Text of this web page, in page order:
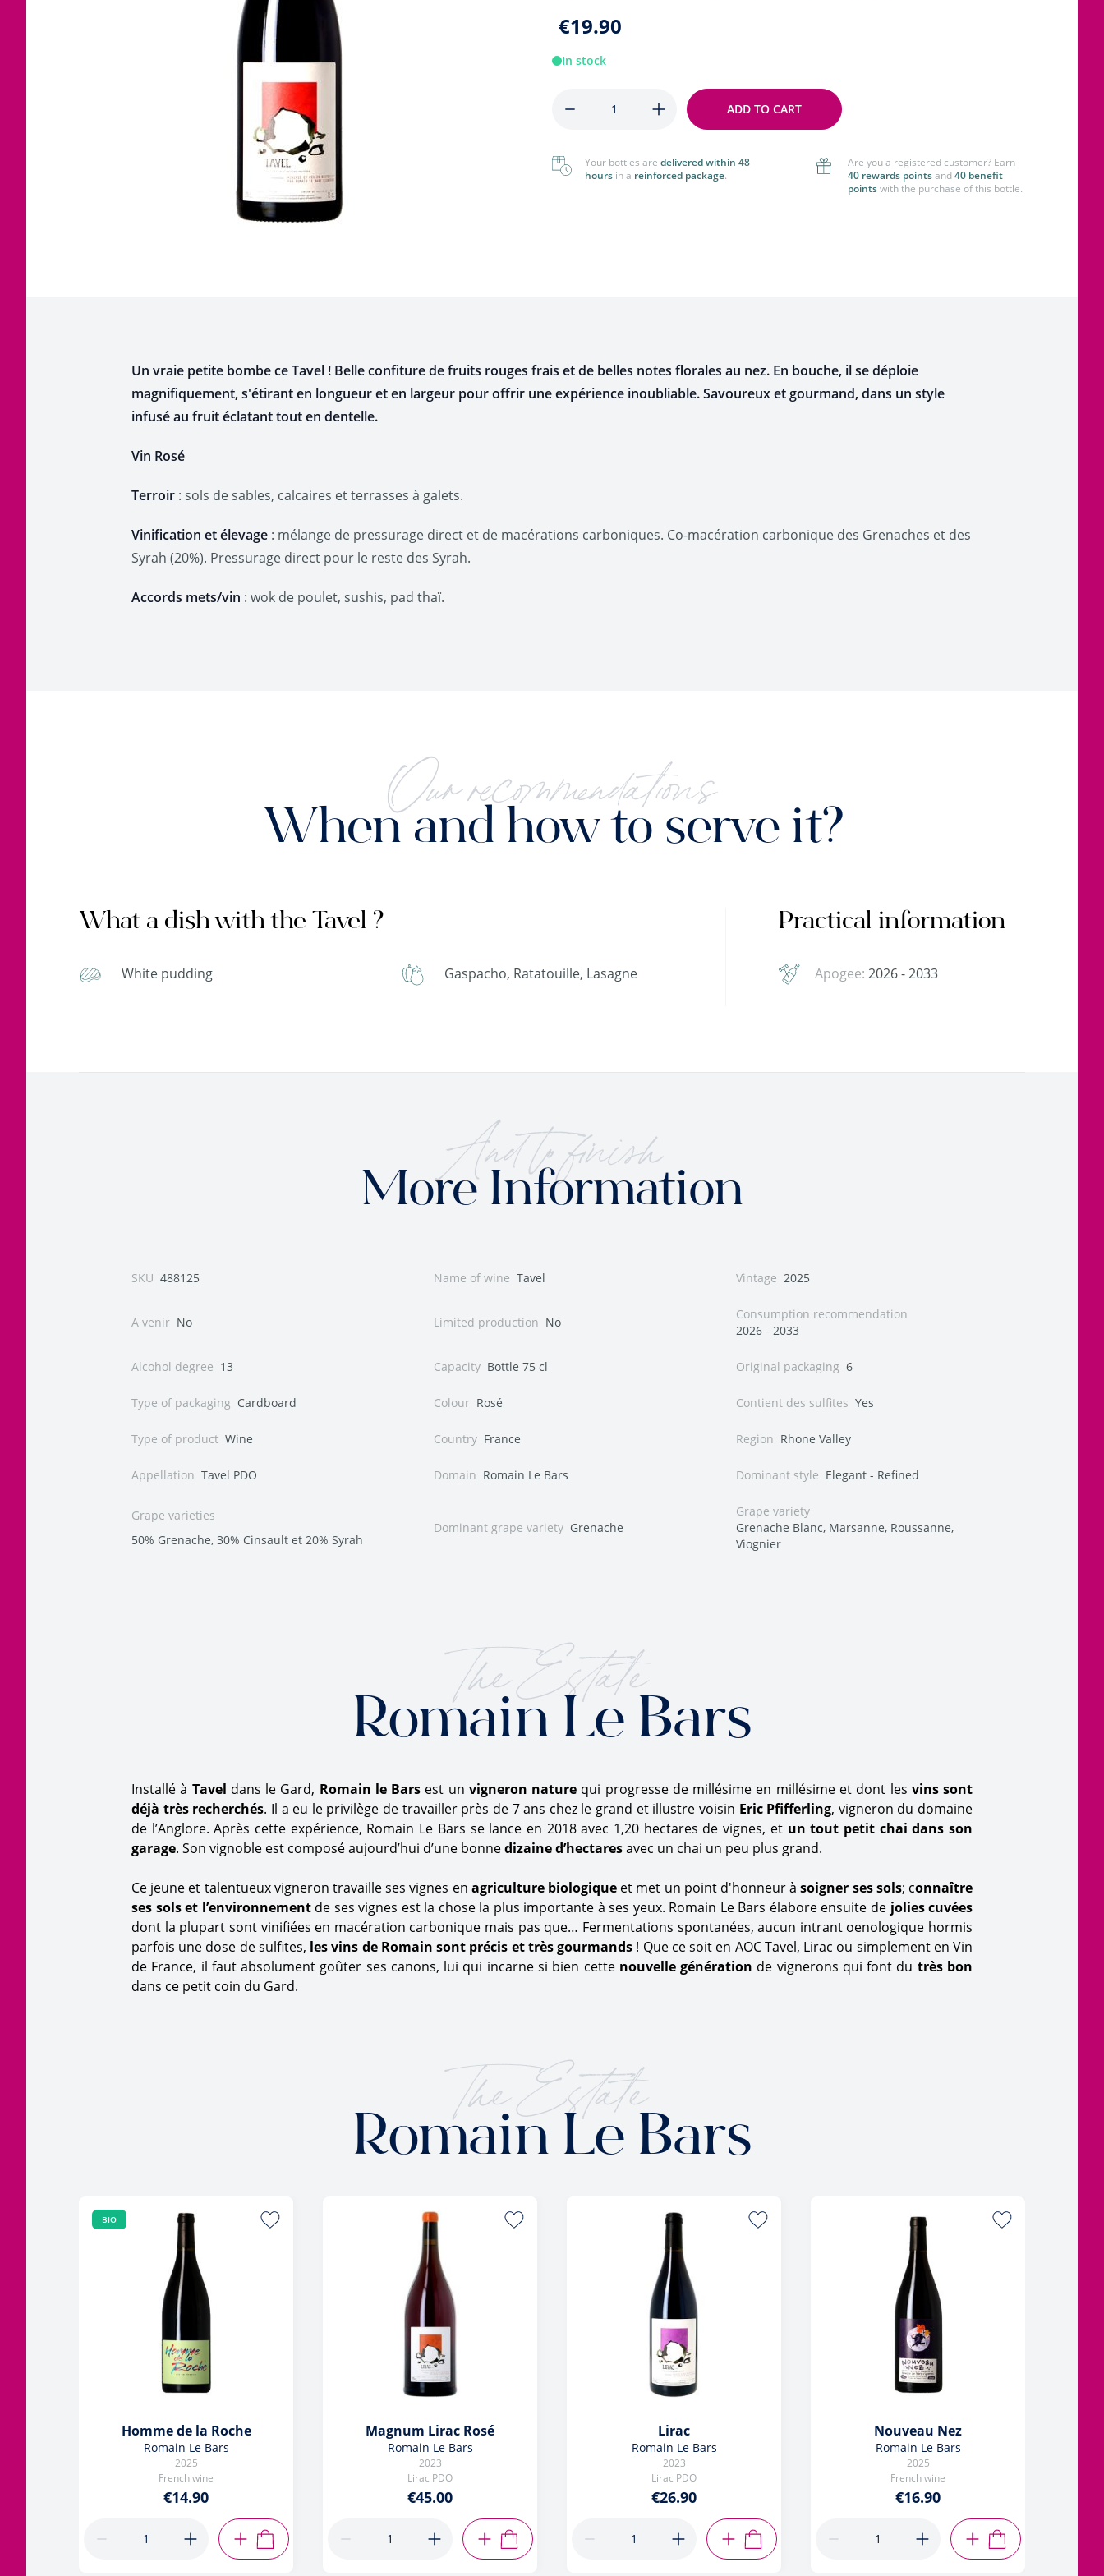
Corsica
Languedoc
€19.90
In stock
ADD TO CART
Your bottles are delivered within 48
hours in a reinforced package.
Are you a registered customer? Earn
40 rewards pointsand40 benefit
pointswith the purchase of this bottle.
Un vraie petite bombe ce Tavel ! Belle confiture de fruits rouges frais et de belles notes florales au nez. En bouche, il se déploie
magnifiquement, s'étirant en longueur et en largeur pour offrir une expérience inoubliable. Savoureux et gourmand, dans un style
infusé au fruit éclatant tout en dentelle.
Vin Rosé
Terroir : sols de sables, calcaires et terrasses à galets.
Vinification et élevage : mélange de pressurage direct et de macérations carboniques. Co-macération carbonique des Grenaches et des
Syrah (20%). Pressurage direct pour le reste des Syrah.
Accords mets/vin : wok de poulet, sushis, pad thaï.
Our recommendations
When and how to serve it?
What a dish with the Tavel ?
White pudding Gaspacho, Ratatouille, Lasagne
Practical information
Apogee: 2026 - 2033
And to finish
More Information
SKU 488125 Name of wine Tavel Vintage 2025
A venir No Limited production No
Consumption recommendation
2026 - 2033
Alcohol degree 13 Capacity Bottle 75 cl Original packaging 6
Type of packaging Cardboard Colour Rosé Contient des sulfites Yes
Type of product Wine Country France Region Rhone Valley
Appellation Tavel PDO Domain Romain Le Bars Dominant style Elegant - Refined
Grape varieties
50% Grenache, 30% Cinsault et 20% Syrah
Dominant grape variety Grenache
Grape variety
Grenache Blanc, Marsanne, Roussanne,
Viognier
The Estate
Romain Le Bars
Installé à Tavel dans le Gard, Romain le Bars est un vigneron nature qui progresse de millésime en millésime et dont les vins sont
déjà très recherchés. Il a eu le privilège de travailler près de 7 ans chez le grand et illustre voisin Eric Pfifferling, vigneron du domaine
de l’Anglore. Après cette expérience, Romain Le Bars se lance en 2018 avec 1,20 hectares de vignes, et un tout petit chai dans son
garage. Son vignoble est composé aujourd’hui d’une bonnedizaine d’hectaresavec un chai un peu plus grand.
Ce jeune et talentueux vigneron travaille ses vignes en agriculture biologique et met un point d'honneur àsoigner ses sols; connaître
ses sols et l’environnementde ses vignes est la chose la plus importante à ses yeux. Romain Le Bars élabore ensuite de jolies cuvées
dont la plupart sont vinifiées en macération carbonique mais pas que… Fermentations spontanées, aucun intrant oenologique hormis
parfois une dose de sulfites, les vins de Romain sont précis et très gourmands ! Que ce soit en AOC Tavel, Lirac ou simplement en Vin
de France, il faut absolument goûter ses canons, lui qui incarne si bien cette nouvelle génération de vignerons qui font du très bon
dans ce petit coin du Gard.
The Estate
Romain Le Bars
BIO
Homme de la Roche
Romain Le Bars
2025
French wine
€14.90
ADD TO CART
Magnum Lirac Rosé
Romain Le Bars
2023
Lirac PDO
€45.00
ADD TO CART
Lirac
Romain Le Bars
2023
Lirac PDO
€26.90
ADD TO CART
Nouveau Nez
Romain Le Bars
2025
French wine
€16.90
ADD TO CART